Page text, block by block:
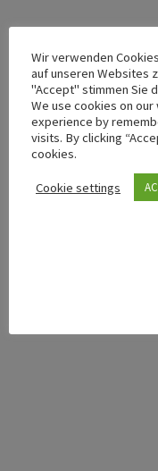
T-100 Chrome
Wir verwenden
auf unseren Websites
"Accept" stimmen Sie
We use cookies on
experience by
visits. By clicking
cookies.
Cookie settings